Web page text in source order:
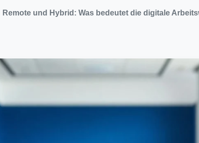
Remote und Hybrid: Was bedeutet die digitale